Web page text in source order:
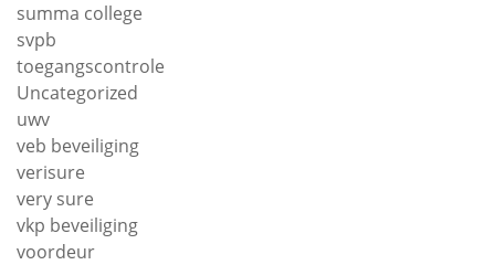
summa college
svpb
toegangscontrole
Uncategorized
uwv
veb beveiliging
verisure
very sure
vkp beveiliging
voordeur